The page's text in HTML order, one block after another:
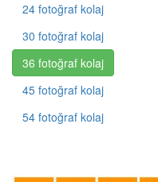
24 fotoğraf kolaj
30 fotoğraf kolaj
36 fotoğraf kolaj
45 fotoğraf kolaj
54 fotoğraf kolaj